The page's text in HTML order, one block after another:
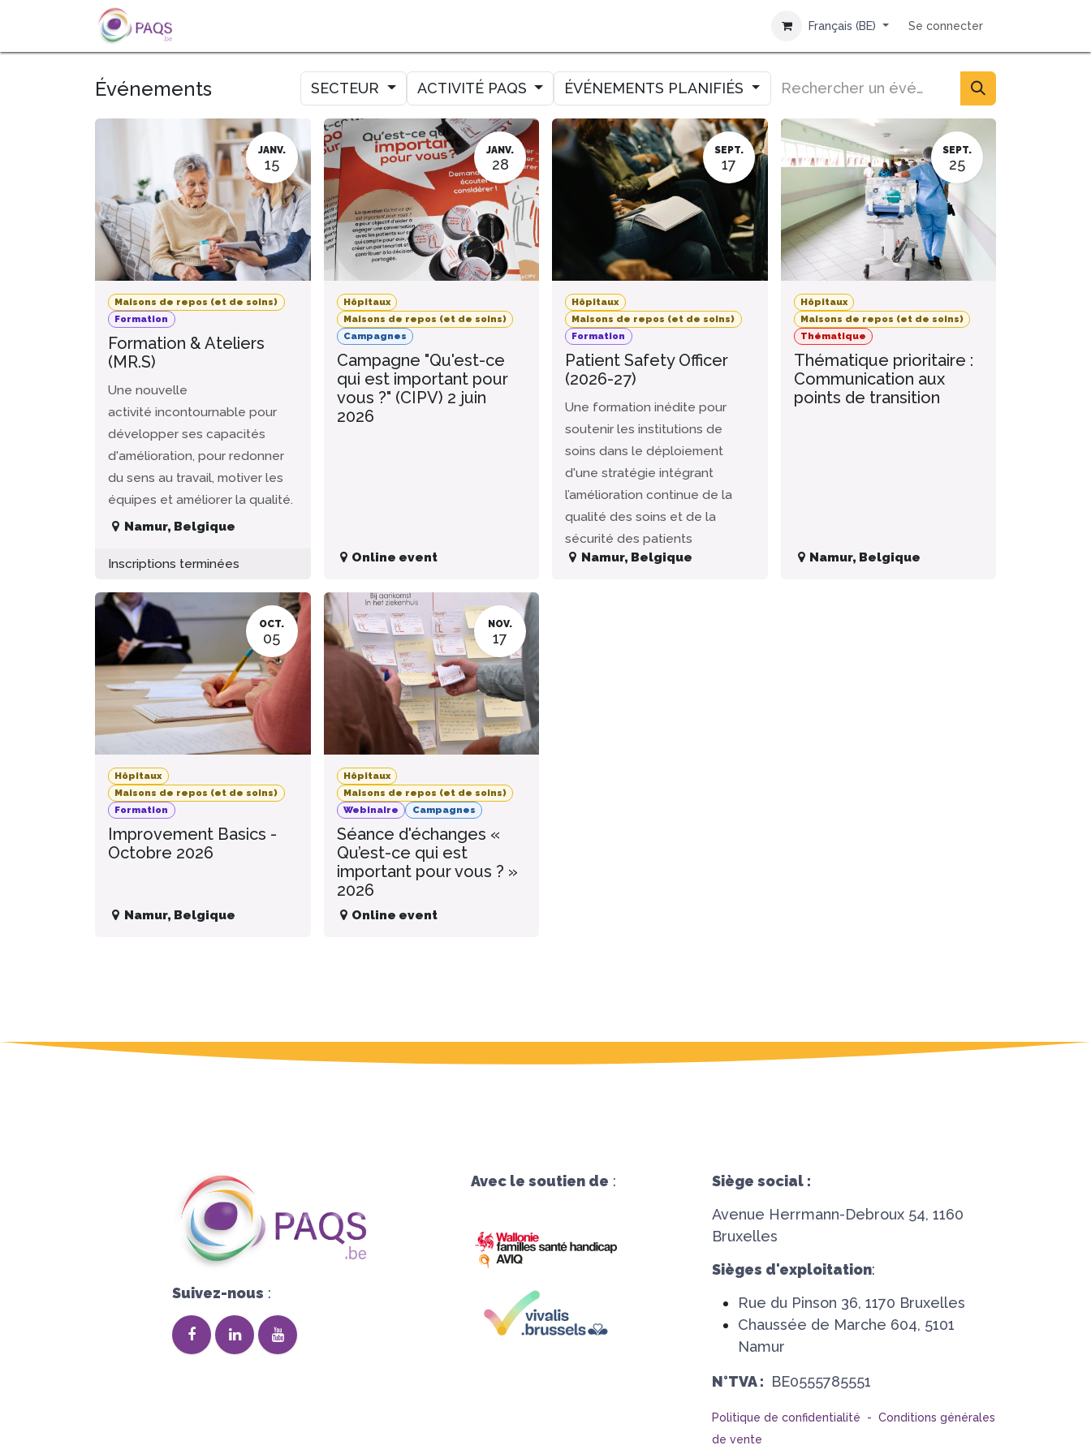
SE RENDRE AU CONTENU
Français (BE) Se connecter
Événements SECTEUR ACTIVITÉ PAQS ÉVÉNEMENTS PLANIFIÉS
JANV.
15
Maisons de repos (et de soins)
Formation
Formation & Ateliers
(MR.S)
Une nouvelle
activité incontournable pour
développer ses capacités
d'amélioration, pour redonner
du sens au travail, motiver les
équipes et améliorer la qualité.
Namur, Belgique
Inscriptions terminées
JANV.
28
Hôpitaux
Maisons de repos (et de soins)
Campagnes
Campagne "Qu'est-ce
qui est important pour
vous ?" (CIPV) 2 juin
2026
Online event
SEPT.
17
Hôpitaux
Maisons de repos (et de soins)
Formation
Patient Safety Officer
(2026-27)
Une formation inédite pour
soutenir les institutions de
soins dans le déploiement
d'une stratégie intégrant
l’amélioration continue de la
qualité des soins et de la
sécurité des patients
Namur, Belgique
SEPT.
25
Hôpitaux
Maisons de repos (et de soins)
Thématique
Thématique prioritaire :
Communication aux
points de transition
Namur, Belgique
OCT.
05
Hôpitaux
Maisons de repos (et de soins)
Formation
Improvement Basics -
Octobre 2026
Namur, Belgique
NOV.
17
Hôpitaux
Maisons de repos (et de soins)
Webinaire
Campagnes
Séance d'échanges «
Qu’est-ce qui est
important pour vous ? »
2026
Online event
Suivez-nous :
Avec le soutien de :
Siège social :
Avenue Herrmann-Debroux 54, 1160
Bruxelles
Sièges d'exploitation:
Rue du Pinson 36, 1170 Bruxelles
Chaussée de Marche 604, 5101
Namur
N°TVA : BE0555785551
Politique de confidentialité - Conditions générales
de vente